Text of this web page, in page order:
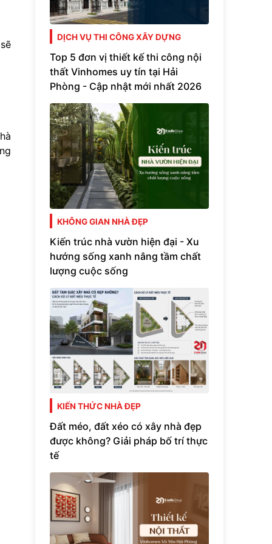
DỊCH VỤ THI CÔNG XÂY DỰNG
Top 5 đơn vị thiết kế thi công nội
thất Vinhomes uy tín tại Hải
Phòng - Cập nhật mới nhất 2026
KHÔNG GIAN NHÀ ĐẸP
Kiến trúc nhà vườn hiện đại - Xu
hướng sống xanh nâng tầm chất
lượng cuộc sống
KIẾN THỨC NHÀ ĐẸP
Đất méo, đất xéo có xây nhà đẹp
được không? Giải pháp bố trí thực
tế